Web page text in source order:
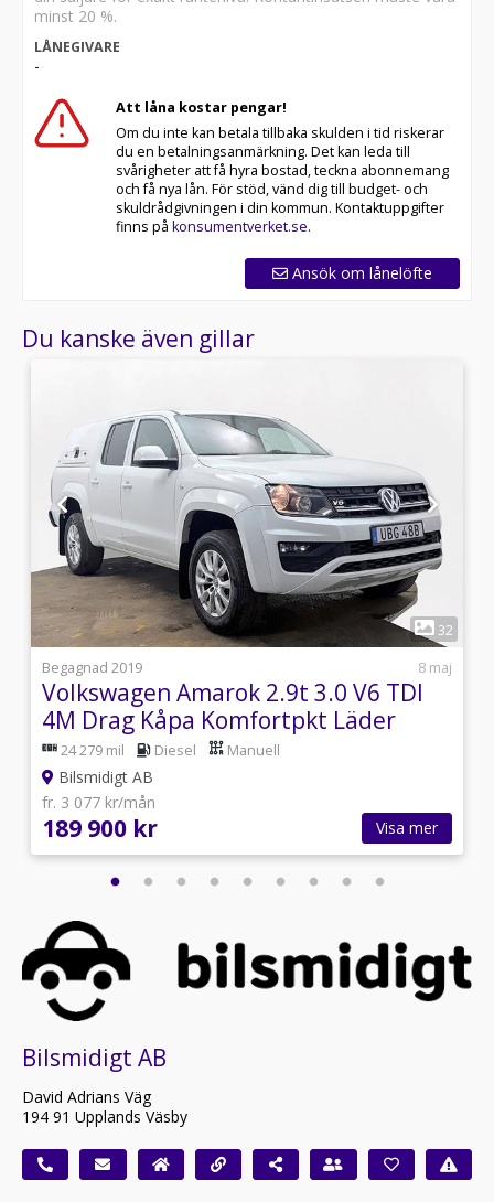
All cars are available for export.
*MEY72J*
minst 20 %.
LÅNEGIVARE
-
Att låna kostar pengar!
Om du inte kan betala tillbaka skulden i tid riskerar
du en betalningsanmärkning. Det kan leda till
svårigheter att få hyra bostad, teckna abonnemang
och få nya lån. För stöd, vänd dig till budget- och
skuldrådgivningen i din kommun. Kontaktuppgifter
finns på konsumentverket.se.
Ansök om lånelöfte
Du kanske även gillar
1
32
Begagnad 2019
8 maj
Volkswagen Amarok 2.9t 3.0 V6 TDI
4M Drag Kåpa Komfortpkt Läder
Värmare
24 279 mil Diesel Manuell
Bilsmidigt AB
fr. 3 077 kr/mån
189 900 kr Visa mer
Bilsmidigt AB
David Adrians Väg
194 91 Upplands Väsby